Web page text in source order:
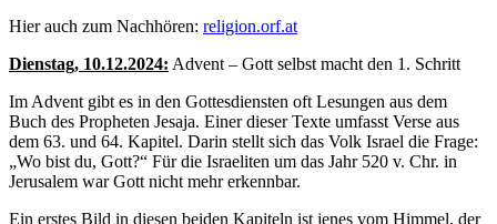
Hier auch zum Nachhören: religion.orf.at
Dienstag, 10.12.2024: Advent – Gott selbst macht den 1. Schritt
Im Advent gibt es in den Gottesdiensten oft Lesungen aus dem
Buch des Propheten Jesaja. Einer dieser Texte umfasst Verse aus
dem 63. und 64. Kapitel. Darin stellt sich das Volk Israel die Frage:
„Wo bist du, Gott?“ Für die Israeliten um das Jahr 520 v. Chr. in
Jerusalem war Gott nicht mehr erkennbar.
Ein erstes Bild in diesen beiden Kapiteln ist jenes vom Himmel, der